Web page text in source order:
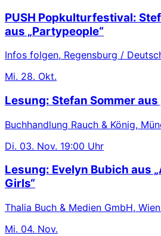
PUSH Popkulturfestival:
aus „Partypeople“
Infos folgen, Regensburg /
Mi. 28. Okt.
Lesung: Stefan Sommer aus
Buchhandlung Rauch & König,
Di. 03. Nov. 19:00 Uhr
Lesung: Evelyn Bubich aus
Girls“
Thalia Buch & Medien GmbH,
Mi. 04. Nov.